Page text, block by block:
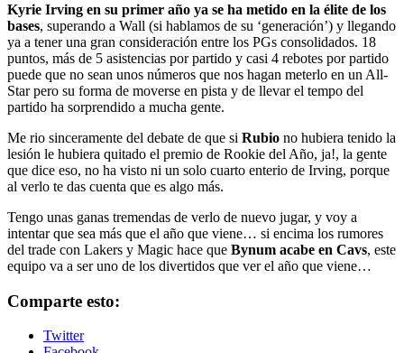
Kyrie Irving en su primer año ya se ha metido en la élite de los
bases, superando a Wall (si hablamos de su ‘generación’) y llegando
ya a tener una gran consideración entre los PGs consolidados. 18
puntos, más de 5 asistencias por partido y casi 4 rebotes por partido
puede que no sean unos números que nos hagan meterlo en un All-
Star pero su forma de moverse en pista y de llevar el tempo del
partido ha sorprendido a mucha gente.
Me rio sinceramente del debate de que si Rubio no hubiera tenido la
lesión le hubiera quitado el premio de Rookie del Año, ja!, la gente
que dice eso, no ha visto ni un solo cuarto enterio de Irving, porque
al verlo te das cuenta que es algo más.
Tengo unas ganas tremendas de verlo de nuevo jugar, y voy a
intentar que sea más que el año que viene… si encima los rumores
del trade con Lakers y Magic hace que Bynum acabe en Cavs, este
equipo va a ser uno de los divertidos que ver el año que viene…
Comparte esto:
Twitter